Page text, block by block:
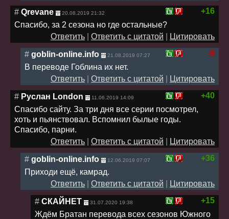
+16
# Qrevane 20.08.2019 21:32
Спасибо, за 2 сезона но где остальные?
Ответить
Ответить с цитатой
Цитировать
-8
# goblin-online.info 21.08.2019 07:27
В переводе Гоблина их нет.
Ответить
Ответить с цитатой
Цитировать
+40
# Руслан London 11.06.2019 14:09
Спасибо сайту. За три дня все серии посмотрел,
хоть и пьянствовал. Вспомнил былые годы.
Спасибо, парни.
Ответить
Ответить с цитатой
Цитировать
+36
# goblin-online.info 12.06.2019 07:07
Приходи ещё, камрад.
Ответить
Ответить с цитатой
Цитировать
+15
# СКАЙНЕТ 31.07.2020 19:38
Ждём Братан перевода всех сезонов Южного